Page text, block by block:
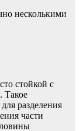
несколькими
стойкой с
Такое
разделения
части